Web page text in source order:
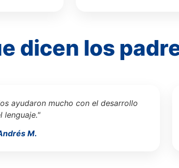
dicen los
ayudaron mucho con el desarrollo
lenguaje."
M.